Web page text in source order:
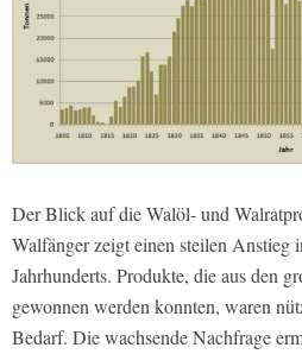
Der Blick auf die Walöl- und
Walfänger zeigt einen steilen Anstieg
Jahrhunderts. Produkte, die aus den
gewonnen werden konnten, waren
Bedarf. Die wachsende Nachfrage